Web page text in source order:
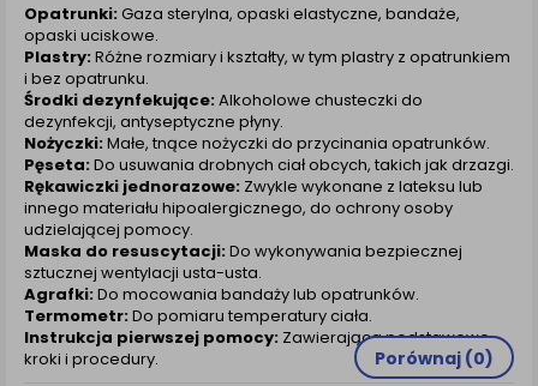
Opatrunki: Gaza sterylna, opaski elastyczne, bandaże,
opaski uciskowe.
Plastry: Różne rozmiary i kształty, w tym plastry z opatrunkiem
i bez opatrunku.
Środki dezynfekujące: Alkoholowe chusteczki do
dezynfekcji, antyseptyczne płyny.
Nożyczki: Małe, tnące nożyczki do przycinania opatrunków.
Pęseta: Do usuwania drobnych ciał obcych, takich jak drzazgi.
Rękawiczki jednorazowe: Zwykle wykonane z lateksu lub
innego materiału hipoalergicznego, do ochrony osoby
udzielającej pomocy.
Maska do resuscytacji: Do wykonywania bezpiecznej
sztucznej wentylacji usta-usta.
Agrafki: Do mocowania bandaży lub opatrunków.
Termometr: Do pomiaru temperatury ciała.
Instrukcja pierwszej pomocy: Zawierająca podstawowe
kroki i procedury.
Porównaj (0)